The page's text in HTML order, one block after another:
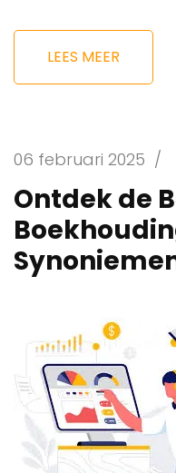
LEES MEER
06 februari 2025 /
Ontdek de